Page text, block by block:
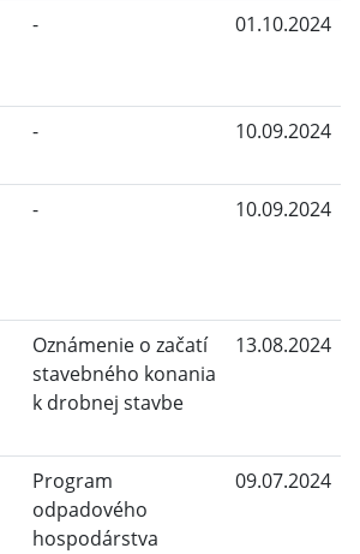
- 01.10.2024
- 10.09.2024
- 10.09.2024
Oznámenie o začatí
stavebného konania
k drobnej stavbe
13.08.2024
Program
odpadového
hospodárstva
09.07.2024